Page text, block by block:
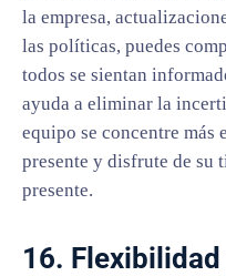
la empresa,
las políticas, puedes
todos se sientan
ayuda a eliminar la
equipo se concentre más
presente y disfrute de su
presente.
16.